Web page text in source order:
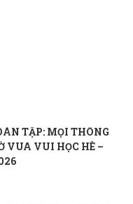
TẬP: MỌI THÔNG
VUA VUI HỌC HÈ –